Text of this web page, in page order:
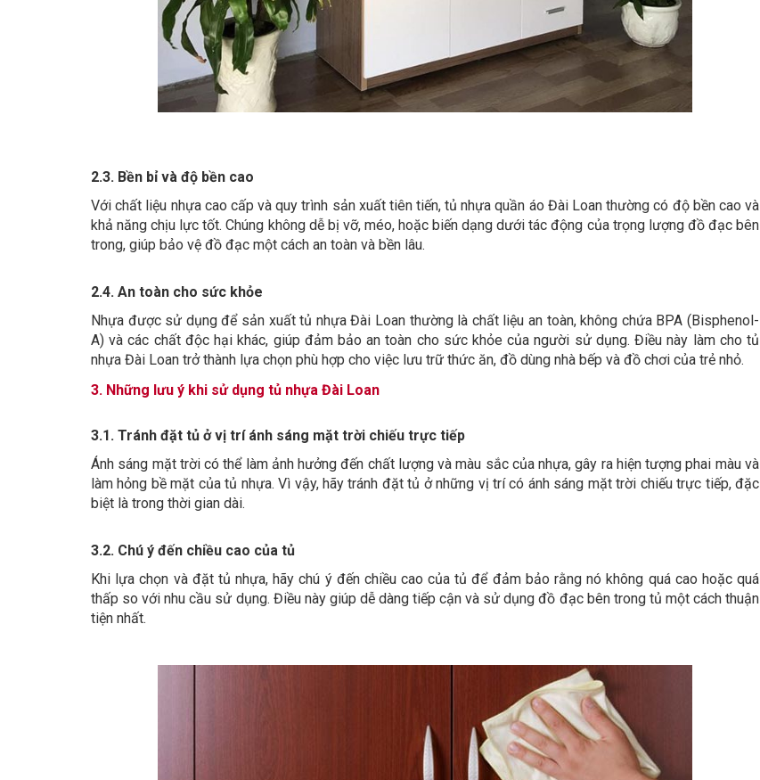
2.3. Bền bỉ và độ bền cao
Với chất liệu nhựa cao cấp và quy trình sản xuất tiên tiến, tủ nhựa quần áo Đài Loan thường có độ bền cao và
khả năng chịu lực tốt. Chúng không dễ bị vỡ, méo, hoặc biến dạng dưới tác động của trọng lượng đồ đạc bên
trong, giúp bảo vệ đồ đạc một cách an toàn và bền lâu.
2.4. An toàn cho sức khỏe
Nhựa được sử dụng để sản xuất tủ nhựa Đài Loan thường là chất liệu an toàn, không chứa BPA (Bisphenol-
A) và các chất độc hại khác, giúp đảm bảo an toàn cho sức khỏe của người sử dụng. Điều này làm cho tủ
nhựa Đài Loan trở thành lựa chọn phù hợp cho việc lưu trữ thức ăn, đồ dùng nhà bếp và đồ chơi của trẻ nhỏ.
3. Những lưu ý khi sử dụng tủ nhựa Đài Loan
3.1. Tránh đặt tủ ở vị trí ánh sáng mặt trời chiếu trực tiếp
Ánh sáng mặt trời có thể làm ảnh hưởng đến chất lượng và màu sắc của nhựa, gây ra hiện tượng phai màu và
làm hỏng bề mặt của tủ nhựa. Vì vậy, hãy tránh đặt tủ ở những vị trí có ánh sáng mặt trời chiếu trực tiếp, đặc
biệt là trong thời gian dài.
3.2. Chú ý đến chiều cao của tủ
Khi lựa chọn và đặt tủ nhựa, hãy chú ý đến chiều cao của tủ để đảm bảo rằng nó không quá cao hoặc quá
thấp so với nhu cầu sử dụng. Điều này giúp dễ dàng tiếp cận và sử dụng đồ đạc bên trong tủ một cách thuận
tiện nhất.